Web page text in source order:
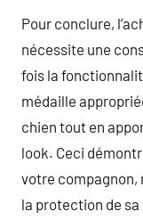
Pour conclure,
nécessite une
fois la
médaille
chien tout en
look. Ceci
votre compagnon,
la protection de sa